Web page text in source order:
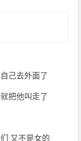
己去外面了
把他叫走了
又不是女的